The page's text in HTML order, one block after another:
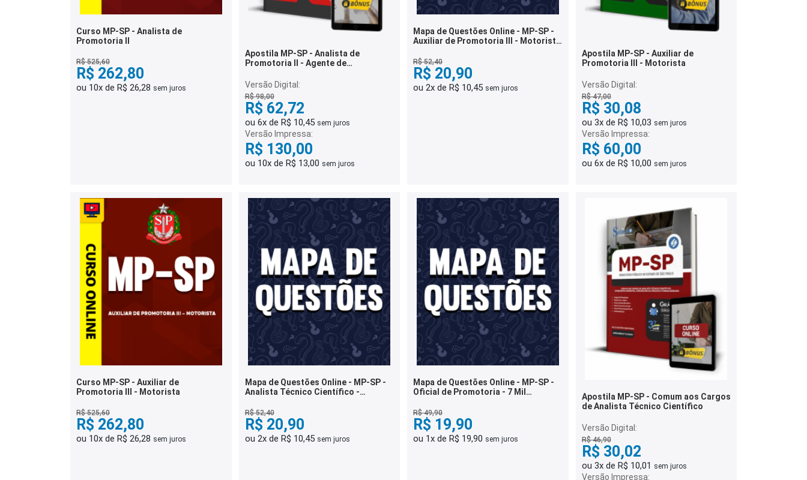
Curso MP-SP - Analista de
Promotoria II
R$ 525,60
R$ 262,80
ou 10x de R$ 26,28 sem juros
Apostila MP-SP - Analista de
Promotoria II - Agente de
Versão Digital:
R$ 98,00
R$ 62,72
ou 6x de R$ 10,45 sem juros
Versão Impressa:
R$ 130,00
ou 10x de R$ 13,00 sem juros
Mapa de Questões Online - MP-SP -
Auxiliar de Promotoria III - Motorista
R$ 52,40
R$ 20,90
ou 2x de R$ 10,45 sem juros
Apostila MP-SP - Auxiliar de
Promotoria III - Motorista
Versão Digital:
R$ 47,00
R$ 30,08
ou 3x de R$ 10,03 sem juros
Versão Impressa:
R$ 60,00
ou 6x de R$ 10,00 sem juros
Curso MP-SP - Auxiliar de
Promotoria III - Motorista
R$ 525,60
R$ 262,80
ou 10x de R$ 26,28 sem juros
Mapa de Questões Online - MP-SP -
Analista Técnico Científico -
Questões
R$ 52,40
R$ 20,90
ou 2x de R$ 10,45 sem juros
Mapa de Questões Online - MP-SP -
Oficial de Promotoria - 7 Mil
R$ 49,90
R$ 19,90
ou 1x de R$ 19,90 sem juros
Apostila MP-SP - Comum aos Cargos
de Analista Técnico Científico
Versão Digital:
R$ 46,90
R$ 30,02
ou 3x de R$ 10,01 sem juros
Versão Impressa: